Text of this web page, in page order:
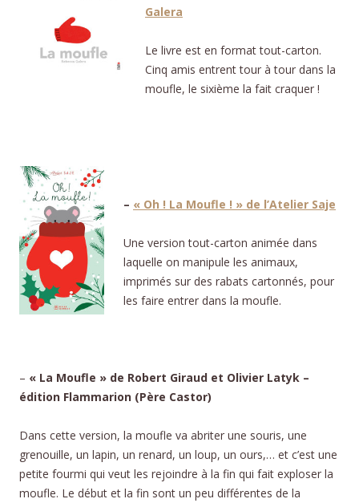
Galera
Le livre est en format tout-carton.
Cinq amis entrent tour à tour dans la
moufle, le sixième la fait craquer !
– « Oh ! La Moufle ! » de l’Atelier Saje
Une version tout-carton animée dans
laquelle on manipule les animaux,
imprimés sur des rabats cartonnés, pour
les faire entrer dans la moufle.
– « La Moufle » de Robert Giraud et Olivier Latyk –
édition Flammarion (Père Castor)
Dans cette version, la moufle va abriter une souris, une
grenouille, un lapin, un renard, un loup, un ours,… et c’est une
petite fourmi qui veut les rejoindre à la fin qui fait exploser la
moufle. Le début et la fin sont un peu différentes de la